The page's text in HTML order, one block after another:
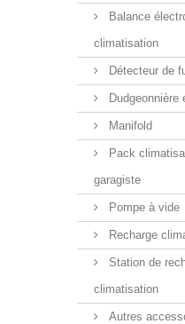
Balance
climatisation
Détecteur de
Dudgeonnière
Manifold
Pack
garagiste
Pompe à vide
Recharge
Station de
climatisation
Autres